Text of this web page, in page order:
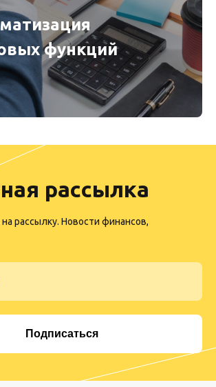
функций
рассылка
рассылку. Новости финансов,